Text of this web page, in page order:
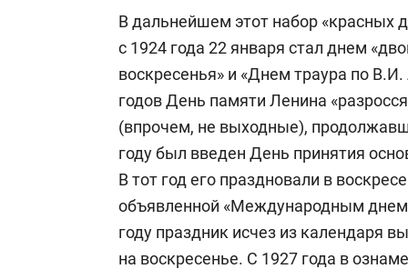
В дальнейшем этот набор «красных
с 1924 года 22 января стал днем
воскресенья» и «Днем траура по
годов День памяти Ленина
(впрочем, не выходные),
году был введен День принятия
В тот год его праздновали в
объявленной «Международным
году праздник исчез из календаря
на воскресенье. С 1927 года в